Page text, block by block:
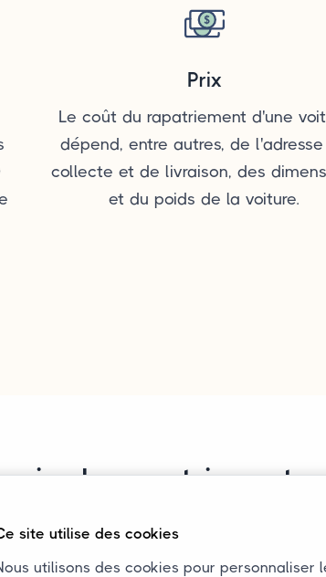
Prix
Le coût du rapatriement d'une
dépend, entre autres, de
collecte et de livraison, des
et du poids de la voiture.
de rapatrier
est prêt pour le rapatriement de votre
site utilise des cookies
utilisons des cookies pour personnaliser